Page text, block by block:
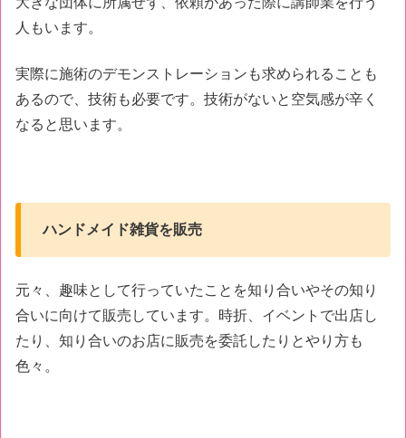
人もいます。
実際に施術のデモンストレーションも求められることも
あるので、技術も必要です。技術がないと空気感が辛く
なると思います。
ハンドメイド雑貨を販売
元々、趣味として行っていたことを知り合いやその知り
合いに向けて販売しています。時折、イベントで出店し
たり、知り合いのお店に販売を委託したりとやり方も
色々。